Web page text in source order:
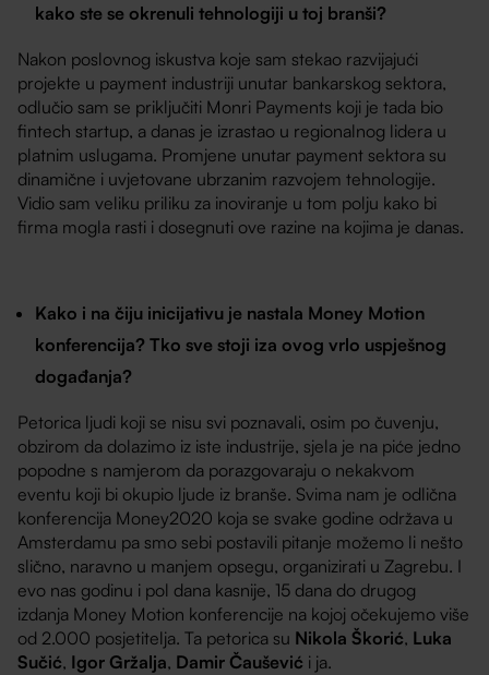
kako ste se okrenuli tehnologiji u toj branši?
Nakon poslovnog iskustva koje sam stekao razvijajući
projekte u payment industriji unutar bankarskog sektora,
odlučio sam se priključiti Monri Payments koji je tada bio
fintech startup, a danas je izrastao u regionalnog lidera u
platnim uslugama. Promjene unutar payment sektora su
dinamične i uvjetovane ubrzanim razvojem tehnologije.
Vidio sam veliku priliku za inoviranje u tom polju kako bi
firma mogla rasti i dosegnuti ove razine na kojima je danas.
Kako i na čiju inicijativu je nastala Money Motion
konferencija? Tko sve stoji iza ovog vrlo uspješnog
događanja?
Petorica ljudi koji se nisu svi poznavali, osim po čuvenju,
obzirom da dolazimo iz iste industrije, sjela je na piće jedno
popodne s namjerom da porazgovaraju o nekakvom
eventu koji bi okupio ljude iz branše. Svima nam je odlična
konferencija Money2020 koja se svake godine održava u
Amsterdamu pa smo sebi postavili pitanje možemo li nešto
slično, naravno u manjem opsegu, organizirati u Zagrebu. I
evo nas godinu i pol dana kasnije, 15 dana do drugog
izdanja Money Motion konferencije na kojoj očekujemo više
od 2.000 posjetitelja. Ta petorica su Nikola Škorić, Luka
Sučić, Igor Gržalja, Damir Čaušević i ja.